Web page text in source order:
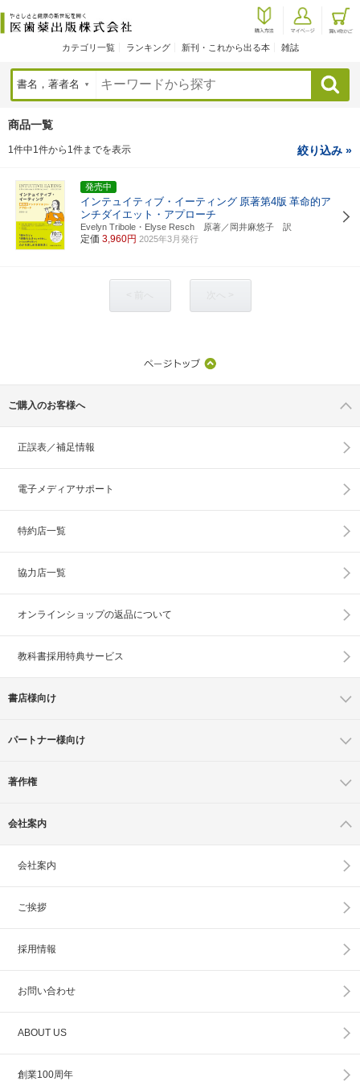
カテゴリ一覧 ランキング 新刊・これから出る本 雑誌
検索
商品一覧
1件中1件から1件までを表示 絞り込み »
発売中
インテュイティブ・イーティング 原著第4版 革命的ア
ンチダイエット・アプローチ
Evelyn Tribole・Elyse Resch 原著／岡井麻悠子 訳
定価 3,960円 2025年3月発行
ご購入のお客様へ
正誤表／補足情報
電子メディアサポート
特約店一覧
協力店一覧
オンラインショップの返品について
教科書採用特典サービス
書店様向け
パートナー様向け
著作権
会社案内
会社案内
ご挨拶
採用情報
お問い合わせ
ABOUT US
創業100周年